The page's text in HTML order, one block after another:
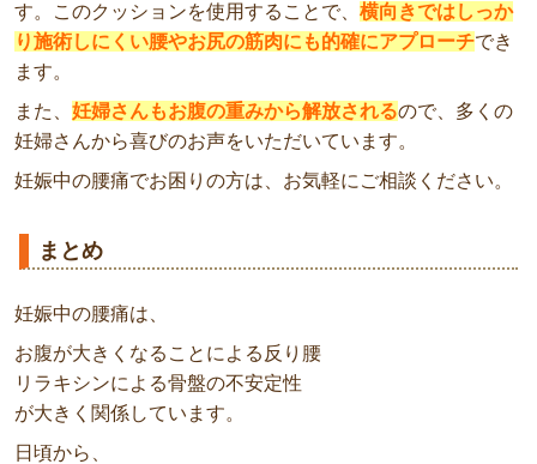
す。このクッションを使用することで、 横向きではしっか
り施術しにくい腰やお尻の筋肉にも的確にアプローチでき
ます。
また、 妊婦さんもお腹の重みから解放されるので、多くの
妊婦さんから喜びのお声をいただいています。
妊娠中の腰痛でお困りの方は、お気軽にご相談ください。
まとめ
妊娠中の腰痛は、
お腹が大きくなることによる反り腰
リラキシンによる骨盤の不安定性
が大きく関係しています。
日頃から、